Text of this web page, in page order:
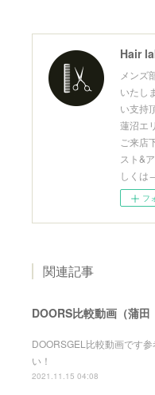
Hair
メン
いたし
い支持
蓮沼エ
ご来店
スト&
しくは
フ
関連記事
DOORSGEL比較動画です
い！
2021.11.15 04:08